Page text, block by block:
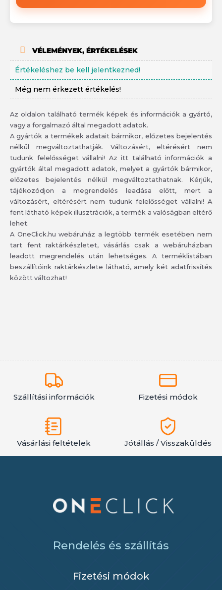
VÉLEMÉNYEK, ÉRTÉKELÉSEK
Értékeléshez be kell jelentkezned!
Még nem érkezett értékelés!
Az oldalon található termék képek és információk a gyártó,
vagy a forgalmazó által megadott adatok.
A gyártók a termékek adatait bármikor, előzetes bejelentés
nélkül megváltoztathatják. Változásért, eltérésért nem
tudunk felelősséget vállalni! Az itt található információk a
gyártók által megadott adatok, melyet a gyártók bármikor,
előzetes bejelentés nélkül megváltoztathatnak. Kérjük,
tájékozódjon a megrendelés leadása előtt, mert a
változásért, eltérésért nem tudunk felelősséget vállalni! A
fent látható képek illusztrációk, a termék a valóságban eltérő
lehet.
A OneClick.hu webáruház a legtöbb termék esetében nem
tart fent raktárkészletet, vásárlás csak a webáruházban
leadott megrendelés után lehetséges. A terméklistában
beszállítóink raktárkészlete látható, amely két adatfrissítés
között változhat!
Szállítási információk Fizetési módok
Vásárlási feltételek Jótállás / Visszaküldés
Rendelés és szállítás
Fizetési módok